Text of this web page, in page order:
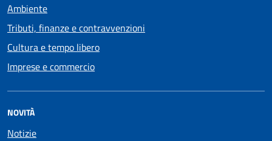
Ambiente
Tributi, finanze e contravvenzioni
Cultura e tempo libero
Imprese e commercio
NOVITÀ
Notizie